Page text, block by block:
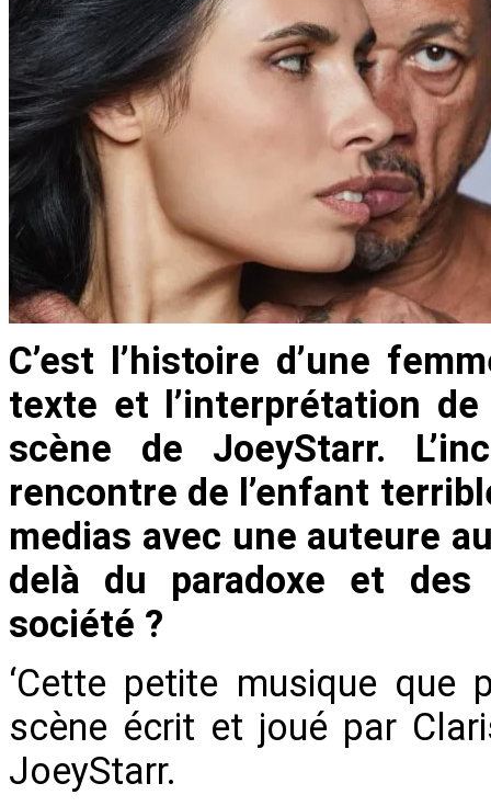
C’est l’histoire d’une
texte et l’interprétation
scène de JoeyStarr.
rencontre de l’enfant
medias avec une auteure
delà du paradoxe et des
société ?
‘Cette petite musique que
scène écrit et joué par
JoeyStarr.